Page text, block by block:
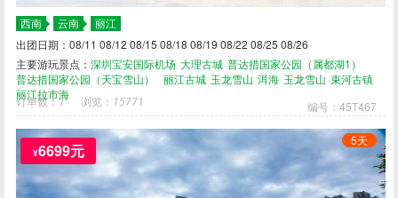
西南 云南
丽江
出团日期：08/11 08/12 08/15 08/18 08/19 08/22 08/25 08/26
主要游玩景点：深圳宝安国际机场 大理古城 普达措国家公园（属都湖1）
普达措国家公园（天宝雪山）
丽江古城 玉龙雪山 洱海 玉龙雪山 束河古镇
丽江拉市海
订单数：1 浏览： 15771 编号：45T467
5天
¥6699元